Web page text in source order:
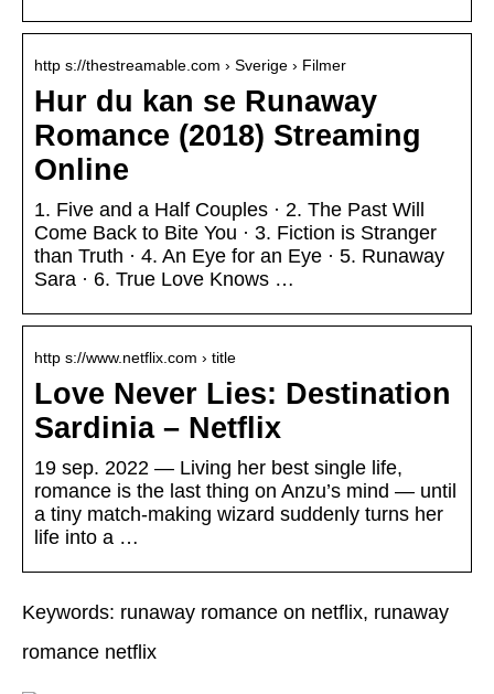
http s://thestreamable.com › Sverige › Filmer
Hur du kan se Runaway
Romance (2018) Streaming
Online
1. Five and a Half Couples · 2. The Past Will
Come Back to Bite You · 3. Fiction is Stranger
than Truth · 4. An Eye for an Eye · 5. Runaway
Sara · 6. True Love Knows …
http s://www.netflix.com › title
Love Never Lies: Destination
Sardinia – Netflix
19 sep. 2022 — Living her best single life,
romance is the last thing on Anzu’s mind — until
a tiny match-making wizard suddenly turns her
life into a …
Keywords: runaway romance on netflix, runaway
romance netflix